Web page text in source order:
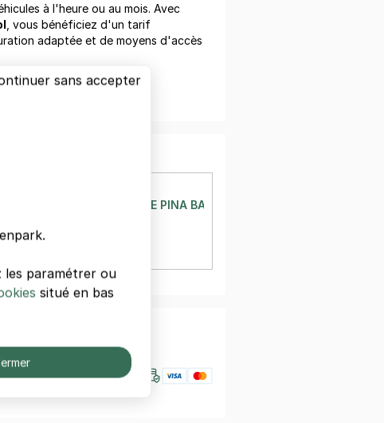
à l'heure ou au mois. Avec
, vous bénéficiez d'un tarif
adaptée et de moyens d'accès
LINGOLSHEIM
COLETTE BESSON - RUE PINA BAUSCH - LINGOLSHEIM
sans accepter
les paramétrer ou
situé en bas